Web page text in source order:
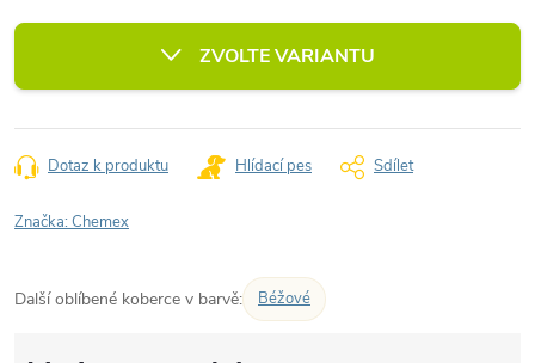
cena:
ZVOLTE VARIANTU
Dotaz k produktu Hlídací pes Sdílet
Značka:Chemex
Další oblíbené koberce v barvě: Béžové